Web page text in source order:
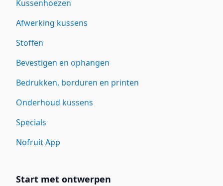
Kussenhoezen
Afwerking kussens
Stoffen
Bevestigen en ophangen
Bedrukken, borduren en printen
Onderhoud kussens
Specials
Nofruit App
Start met ontwerpen